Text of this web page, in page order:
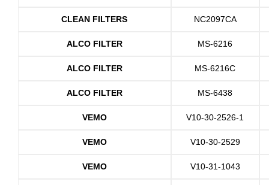
CLEAN FILTERS NC2097CA
ALCO FILTER MS-6216
ALCO FILTER MS-6216C
ALCO FILTER MS-6438
VEMO V10-30-2526-1
VEMO V10-30-2529
VEMO V10-31-1043